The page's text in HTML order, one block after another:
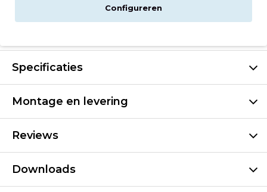
Specificaties
Montage en levering
Reviews
Downloads
Configureren